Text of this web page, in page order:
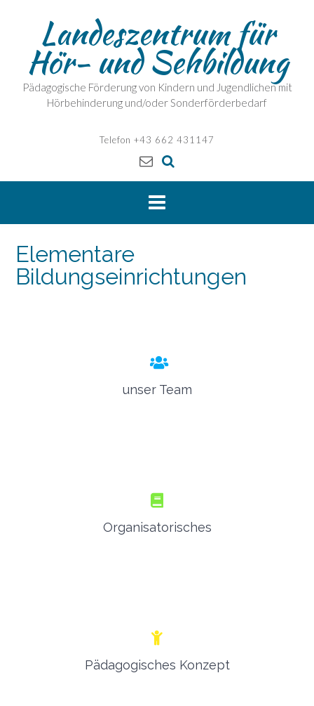
Landeszentrum für
Hör- und Sehbildung
Pädagogische Förderung von Kindern und Jugendlichen mit
Hörbehinderung und/oder Sonderförderbedarf
Telefon +43 662 431147
Elementare
Bildungseinrichtungen
unser Team
Organisatorisches
Pädagogisches Konzept